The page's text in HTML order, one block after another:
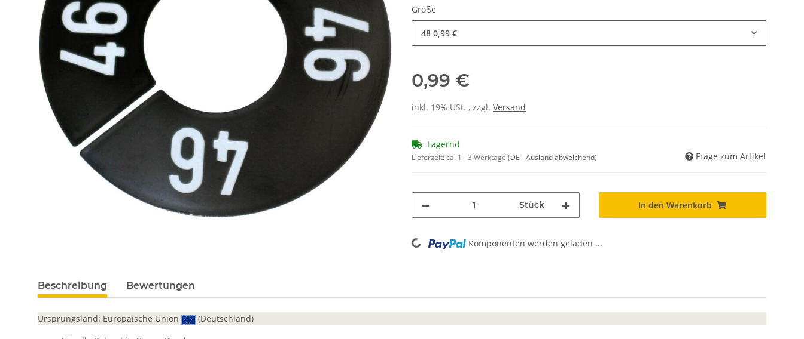
Größe
48 0,99 €
0,99 €
inkl. 19% USt. , zzgl. Versand
Lagernd
Lieferzeit:ca. 1 - 3 Werktage (DE - Ausland abweichend) Frage zum Artikel
Stück In den Warenkorb
Loading... Komponenten werden geladen ...
Beschreibung Bewertungen
Ursprungsland: Europäische Union
(Deutschland)